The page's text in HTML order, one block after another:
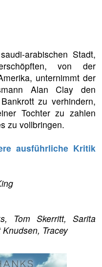
arabischen Stadt,
von der
unternimmt der
Alan Clay den
zu verhindern,
Tochter zu zahlen
zu vollbringen.
ausführliche Kritik
Tom Skerritt, Sarita
Tracey